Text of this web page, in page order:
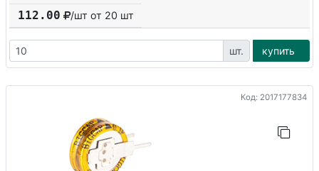
112.00 /шт от 20 шт
шт. купить
Код: 2017177834